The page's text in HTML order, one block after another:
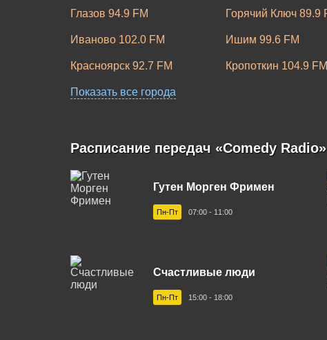
Глазов 94.9 FM Горячий Ключ 89.9
Иваново 102.0 FM Ишим 99.6 FM
Красноярск 92.7 FM Кропоткин 104.9 FM
Минусинск 105.0 FM
Санкт-Петербург 95.9 FM Саратов 90.2 FM
Туапсе 95.8 FM
Показать все города
Расписание передач «Comedy Radio»
Гутен Морген Фримен
Пн-Пт 07:00 - 11:00
Счастливые люди
Пн-Пт 15:00 - 18:00